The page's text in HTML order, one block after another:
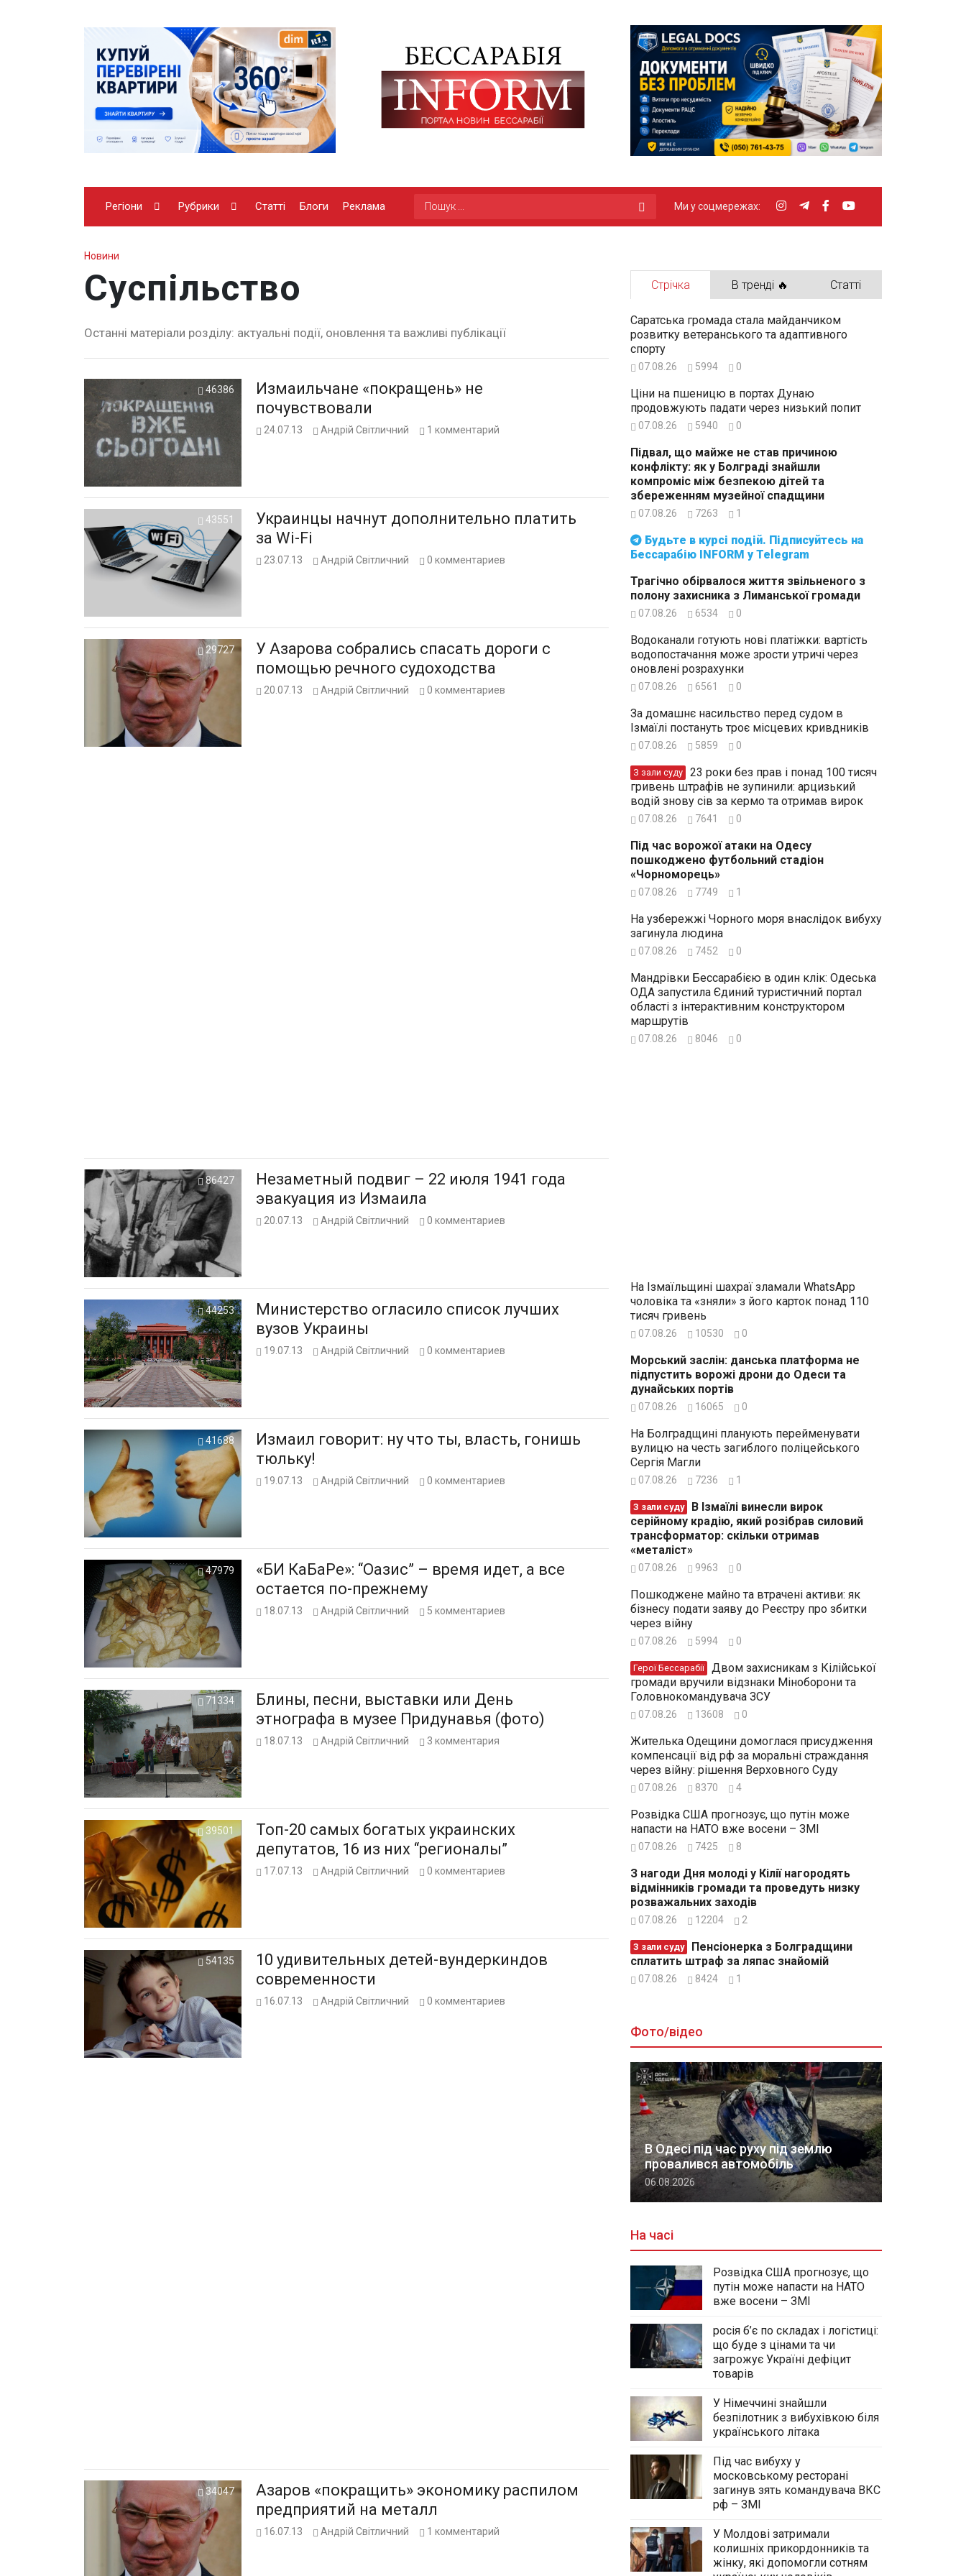
Регіони Рубрики Статті Блоги Реклама Ми у соцмережах:
Новини
Суспільство
Останні матеріали розділу: актуальні події, оновлення та важливі публікації
46386
Измаильчане «покращень» не
почувствовали
24.07.13 Андрій Світличний 1 комментарий
43551
Украинцы начнут дополнительно платить
за Wi-Fi
23.07.13 Андрій Світличний 0 комментариев
29727
У Азарова собрались спасать дороги с
помощью речного судоходства
20.07.13 Андрій Світличний 0 комментариев
86427
Незаметный подвиг – 22 июля 1941 года
эвакуация из Измаила
20.07.13 Андрій Світличний 0 комментариев
44253
Министерство огласило список лучших
вузов Украины
19.07.13 Андрій Світличний 0 комментариев
41688
Измаил говорит: ну что ты, власть, гонишь
тюльку!
19.07.13 Андрій Світличний 0 комментариев
47979
«БИ КаБаРе»: “Оазис” – время идет, а все
остается по-прежнему
18.07.13 Андрій Світличний 5 комментариев
71334
Блины, песни, выставки или День
этнографа в музее Придунавья (фото)
18.07.13 Андрій Світличний 3 комментария
39501
Топ-20 самых богатых украинских
депутатов, 16 из них “регионалы”
17.07.13 Андрій Світличний 0 комментариев
54135
10 удивительных детей-вундеркиндов
современности
16.07.13 Андрій Світличний 0 комментариев
34047
Азаров «покращить» экономику распилом
предприятий на металл
16.07.13 Андрій Світличний 1 комментарий
Стрічка В тренді 🔥 Статті
Бессарабію INFORM у Telegram
Саратська громада стала майданчиком
розвитку ветеранського та адаптивного
спорту
07.08.26 5994 0
Ціни на пшеницю в портах Дунаю
продовжують падати через низький попит
07.08.26 5940 0
Підвал, що майже не став причиною
конфлікту: як у Болграді знайшли
компроміс між безпекою дітей та
збереженням музейної спадщини
07.08.26 7263 1
Трагічно обірвалося життя звільненого з
полону захисника з Лиманської громади
07.08.26 6534 0
Водоканали готують нові платіжки: вартість
водопостачання може зрости утричі через
оновлені розрахунки
07.08.26 6561 0
За домашнє насильство перед судом в
Ізмаїлі постануть троє місцевих кривдників
07.08.26 5859 0
З зали суду
гривень штрафів не зупинили: арцизький
водій знову сів за кермо та отримав вирок
07.08.26 7641 0
Під час ворожої атаки на Одесу
пошкоджено футбольний стадіон
«Чорноморець»
07.08.26 7749 1
На узбережжі Чорного моря внаслідок вибуху
загинула людина
07.08.26 7452 0
Мандрівки Бессарабією в один клік: Одеська
ОДА запустила Єдиний туристичний портал
області з інтерактивним конструктором
маршрутів
07.08.26 8046 0
На Ізмаїльщині шахраї зламали WhatsApp
чоловіка та «зняли» з його карток понад 110
тисяч гривень
07.08.26 10530 0
Морський заслін: данська платформа не
підпустить ворожі дрони до Одеси та
дунайських портів
07.08.26 16065 0
На Болградщині планують перейменувати
вулицю на честь загиблого поліцейського
Сергія Магли
07.08.26 7236 1
З зали суду
серійному крадію, який розібрав силовий
трансформатор: скільки отримав
«металіст»
07.08.26 9963 0
Пошкоджене майно та втрачені активи: як
бізнесу подати заяву до Реєстру про збитки
через війну
07.08.26 5994 0
Герої Бессарабії
громади вручили відзнаки Міноборони та
Головнокомандувача ЗСУ
07.08.26 13608 0
Жителька Одещини домоглася присудження
компенсації від рф за моральні страждання
через війну: рішення Верховного Суду
07.08.26 8370 4
Розвідка США прогнозує, що путін може
напасти на НАТО вже восени – ЗМІ
07.08.26 7425 8
З нагоди Дня молоді у Кілії нагородять
відмінників громади та проведуть низку
розважальних заходів
07.08.26 12204 2
З зали суду
сплатить штраф за ляпас знайомій
07.08.26 8424 1
Фото/відео
В Одесі під час руху під землю
провалився автомобіль
06.08.2026
На часі
Розвідка США прогнозує, що
путін може напасти на НАТО
вже восени – ЗМІ
росія б’є по складах і логістиці:
що буде з цінами та чи
загрожує Україні дефіцит
товарів
У Німеччині знайшли
безпілотник з вибухівкою біля
українського літака
Під час вибуху у
московському ресторані
загинув зять командувача ВКС
рф – ЗМІ
У Молдові затримали
колишніх прикордонників та
жінку, які допомогли сотням